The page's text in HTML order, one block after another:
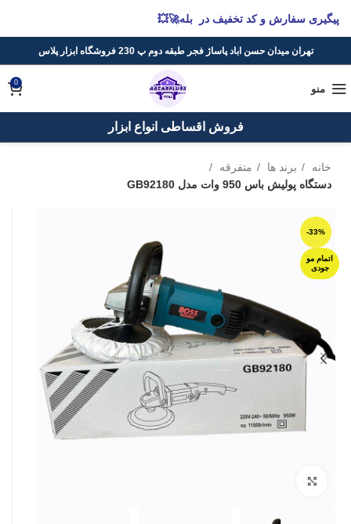
تهران میدان حسن اباد پاساژ فجر طبقه دوم پ 230 فروشگاه ابزار پلاس
منو
0
فروش اقساطی انواع ابزار
خانه برند ها
متفرقه
دستگاه پولیش باس 950 وات مدل GB92180
-33%
اتمام مو
جودی
پیگیری سفارش و کد تخفیف در بله🚀💥